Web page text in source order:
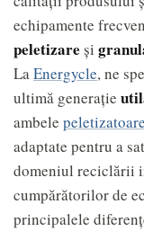
echipamente
peletizare şi
LaEnergycle, ne
ultimă generație
ambele
adaptate pentru a
domeniul reciclării
cumpărătorilor de
principalele